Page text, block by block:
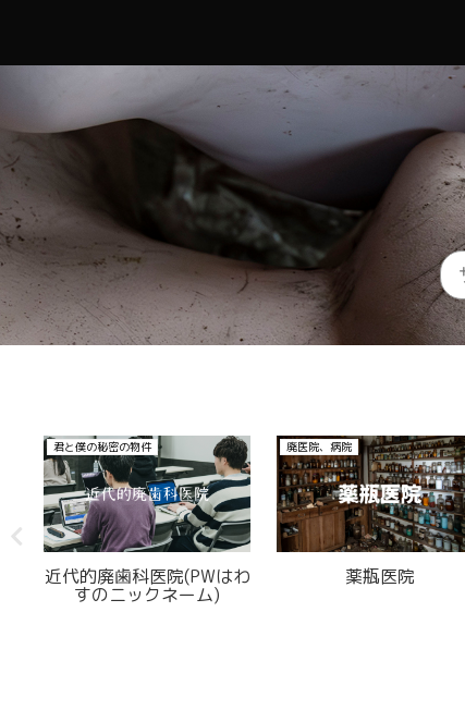
廃ホテル、廃旅館
通りがかりで見つけた風
格漂う廃旅館
その他
ガラスタイルが素敵な廃